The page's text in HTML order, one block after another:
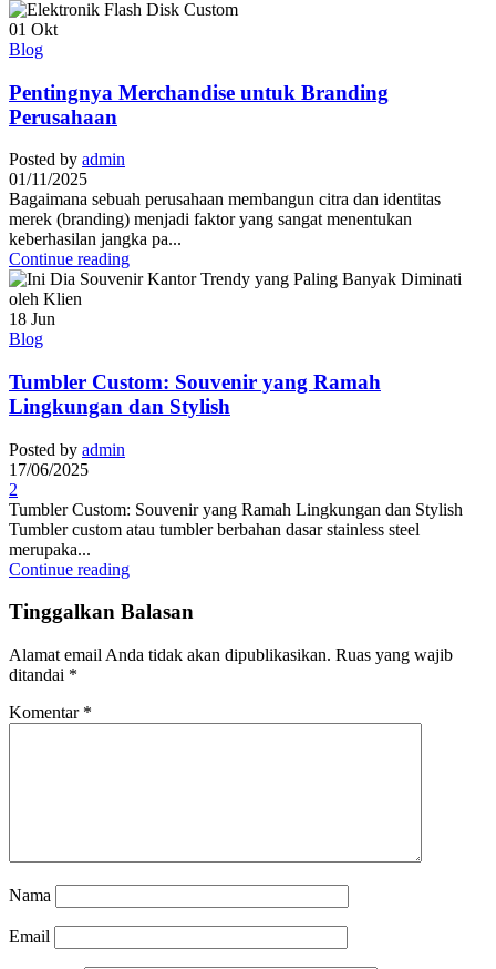
01 Okt
Blog
Pentingnya Merchandise untuk Branding
Perusahaan
Posted by admin
01/11/2025
Bagaimana sebuah perusahaan membangun citra dan identitas
merek (branding) menjadi faktor yang sangat menentukan
keberhasilan jangka pa...
Continue reading
18 Jun
Blog
Tumbler Custom: Souvenir yang Ramah
Lingkungan dan Stylish
Posted by admin
17/06/2025
2
Tumbler Custom: Souvenir yang Ramah Lingkungan dan Stylish
Tumbler custom atau tumbler berbahan dasar stainless steel
merupaka...
Continue reading
Tinggalkan Balasan
Alamat email Anda tidak akan dipublikasikan. Ruas yang wajib
ditandai *
Komentar *
Nama
Email